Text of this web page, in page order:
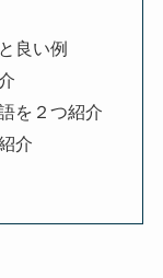
良い例
を２つ紹介
介